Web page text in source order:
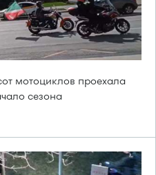
мотоциклов проехала
сезона